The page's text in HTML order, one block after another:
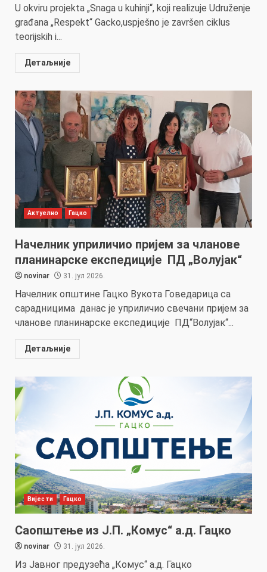
U okviru projekta „Snaga u kuhinji“, koji realizuje Udruženje
građana „Respekt“ Gacko,uspješno je završen ciklus
teorijskih i...
Детаљније
Актуелно Гацко
Начелник уприличио пријем за чланове
планинарске експедиције ПД „Волујак“
novinar 31. јул 2026.
Начелник општине Гацко Вукота Говедарица са
сарадницима данас је уприличио свечани пријем за
чланове планинарске експедиције ПД“Волујак“...
Детаљније
Вијести Гацко
Саопштење из Ј.П. „Комус“ а.д. Гацко
novinar 31. јул 2026.
Из Јавног предузећа „Комус“ а.д. Гацко